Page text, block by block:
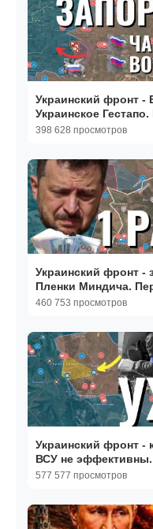
Украинский фронт -
Украинское
Воздвиженку
398 628 просмотров
Украинский фронт -
Пленки Миндича.
05.05.26
460 753 просмотров
Украинский фронт
ВСУ не эффективны.
577 577 просмотров